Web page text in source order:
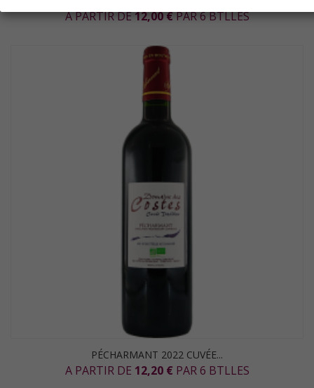
A PARTIR DE12,00 €PAR 6 BTLLES
PÉCHARMANT 2022 CUVÉE...
A PARTIR DE 12,20 € PAR 6 BTLLES